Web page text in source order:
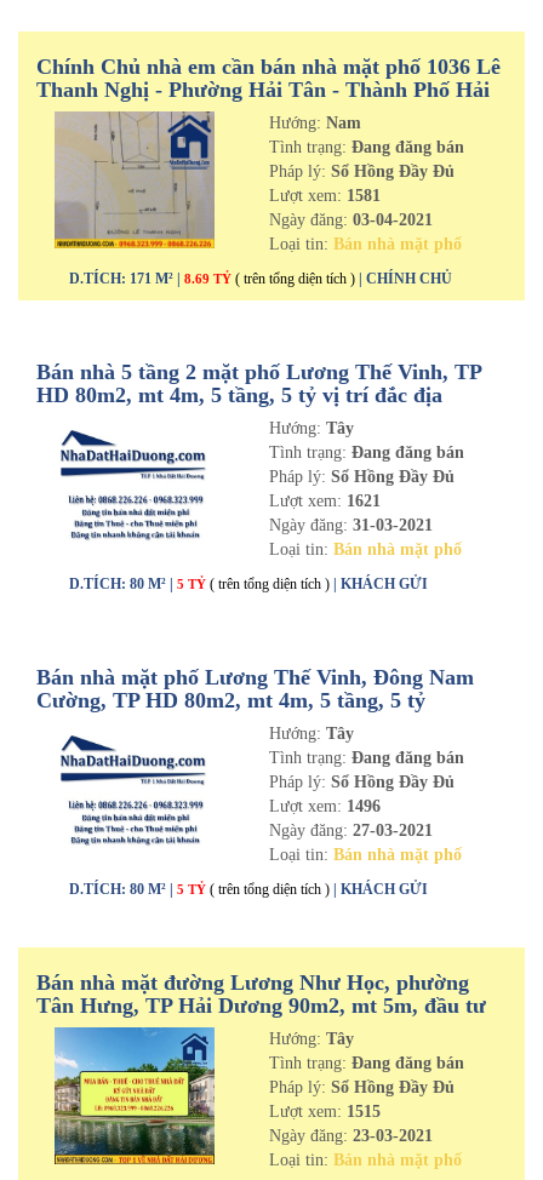
Chính Chủ nhà em cần bán nhà mặt phố 1036 Lê
Thanh Nghị - Phường Hải Tân - Thành Phố Hải
Dương
Hướng: Nam
Tình trạng: Đang đăng bán
Pháp lý: Sổ Hồng Đầy Đủ
Lượt xem: 1581
Ngày đăng: 03-04-2021
Loại tin: Bán nhà mặt phố
D.TÍCH: 171 M² | 8.69 TỶ ( trên tổng diện tích ) | CHÍNH CHỦ
Bán nhà 5 tầng 2 mặt phố Lương Thế Vinh, TP
HD 80m2, mt 4m, 5 tầng, 5 tỷ vị trí đắc địa
Hướng: Tây
Tình trạng: Đang đăng bán
Pháp lý: Sổ Hồng Đầy Đủ
Lượt xem: 1621
Ngày đăng: 31-03-2021
Loại tin: Bán nhà mặt phố
D.TÍCH: 80 M² | 5 TỶ ( trên tổng diện tích ) | KHÁCH GỬI
Bán nhà mặt phố Lương Thế Vinh, Đông Nam
Cường, TP HD 80m2, mt 4m, 5 tầng, 5 tỷ
Hướng: Tây
Tình trạng: Đang đăng bán
Pháp lý: Sổ Hồng Đầy Đủ
Lượt xem: 1496
Ngày đăng: 27-03-2021
Loại tin: Bán nhà mặt phố
D.TÍCH: 80 M² | 5 TỶ ( trên tổng diện tích ) | KHÁCH GỬI
Bán nhà mặt đường Lương Như Học, phường
Tân Hưng, TP Hải Dương 90m2, mt 5m, đầu tư
cực tốt
Hướng: Tây
Tình trạng: Đang đăng bán
Pháp lý: Sổ Hồng Đầy Đủ
Lượt xem: 1515
Ngày đăng: 23-03-2021
Loại tin: Bán nhà mặt phố